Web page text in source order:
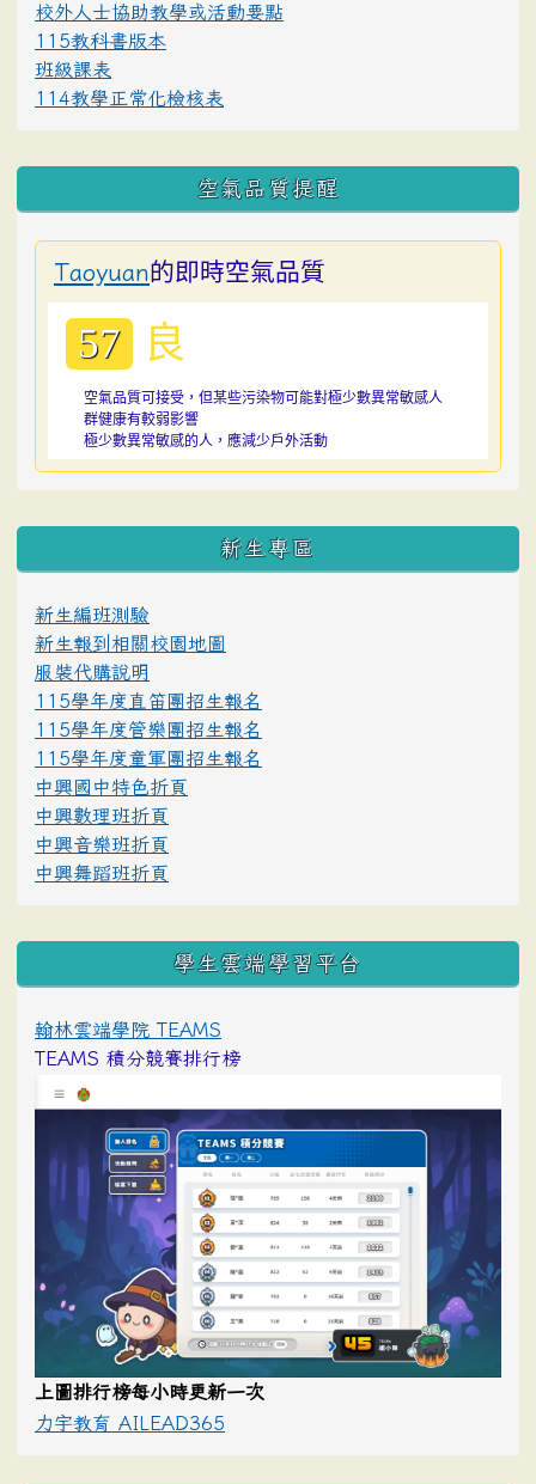
校外人士協助教學或活動要點
115教科書版本
班級課表
114教學正常化檢核表
空氣品質提醒
Taoyuan的即時空氣品質
57 良
空氣品質可接受，但某些污染物可能對極少數異常敏感人
群健康有較弱影響
極少數異常敏感的人，應減少戶外活動
:::
新生專區
新生編班測驗
新生報到相關校園地圖
服裝代購說明
115學年度直笛團招生報名
115學年度管樂團招生報名
115學年度童軍團招生報名
中興國中特色折頁
中興數理班折頁
中興音樂班折頁
中興舞蹈班折頁
學生雲端學習平台
翰林雲端學院 TEAMS
TEAMS 積分競賽排行榜
上圖排行榜每小時更新一次
力宇教育 AILEAD365